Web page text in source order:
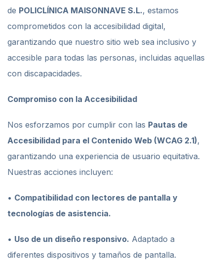
de POLICLÍNICA MAISONNAVE S.L., estamos
comprometidos con la accesibilidad digital,
garantizando que nuestro sitio web sea inclusivo y
accesible para todas las personas, incluidas aquellas
con discapacidades.
Compromiso con la Accesibilidad
Nos esforzamos por cumplir con las Pautas de
Accesibilidad para el Contenido Web (WCAG 2.1),
garantizando una experiencia de usuario equitativa.
Nuestras acciones incluyen:
• Compatibilidad con lectores de pantalla y
tecnologías de asistencia.
• Uso de un diseño responsivo. Adaptado a
diferentes dispositivos y tamaños de pantalla.